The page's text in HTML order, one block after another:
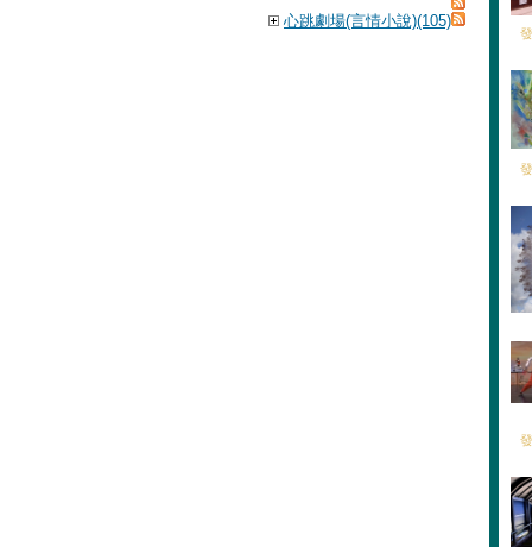
心跳劇場(言情小說)(105)